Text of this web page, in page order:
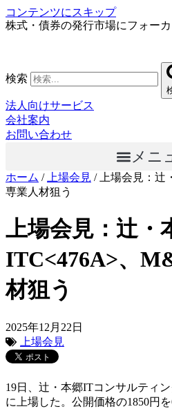
コンテンツにスキップ
株式・債券の発行市場にフォー
検索
法人向けサービス
会社案内
お問い合わせ
メニ
ホーム / 上場会見 /
上場会見：
専業人材狙う
上場会見：辻・
ITC<476A>、
材狙う
2025年12月22日
上場会見
19日、辻・本郷ITコンサルティ
に上場した。公開価格の1850円